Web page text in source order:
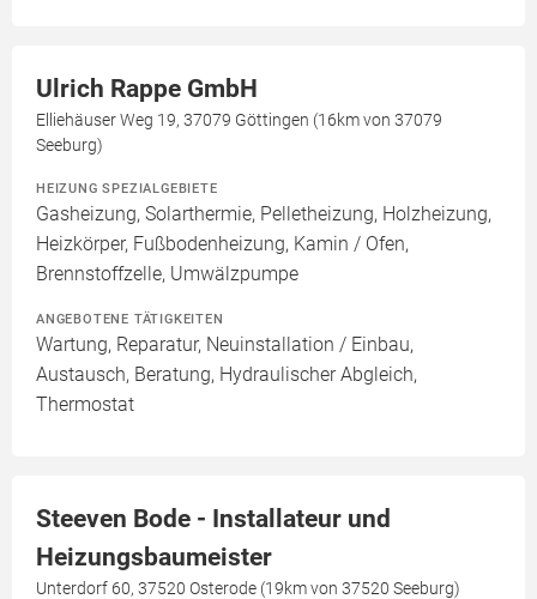
Ulrich Rappe GmbH
Elliehäuser Weg 19, 37079 Göttingen (16km von 37079
Seeburg)
HEIZUNG SPEZIALGEBIETE
Gasheizung, Solarthermie, Pelletheizung, Holzheizung,
Heizkörper, Fußbodenheizung, Kamin / Ofen,
Brennstoffzelle, Umwälzpumpe
ANGEBOTENE TÄTIGKEITEN
Wartung, Reparatur, Neuinstallation / Einbau,
Austausch, Beratung, Hydraulischer Abgleich,
Thermostat
Steeven Bode - Installateur und
Heizungsbaumeister
Unterdorf 60, 37520 Osterode (19km von 37520 Seeburg)